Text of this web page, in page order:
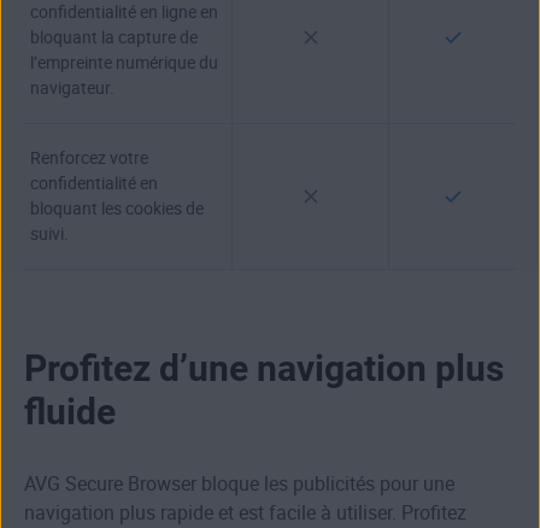
confidentialité en ligne en
bloquant la capture de
l’empreinte numérique du
navigateur.
Renforcez votre
confidentialité en
bloquant les cookies de
suivi.
Profitez d’une navigation plus
fluide
AVG Secure Browser bloque les publicités pour une
navigation plus rapide et est facile à utiliser. Profitez